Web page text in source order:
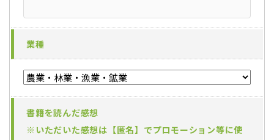
業種
書籍を読んだ感想
※いただいた感想は【匿名】でプロモーション等に使